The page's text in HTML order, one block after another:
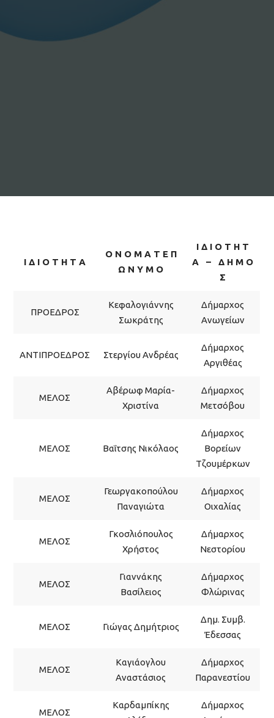
Ι Δ Ι Ο Τ Η Τ Α
Ο Ν Ο Μ Α Τ Ε Π
Ω Ν Υ Μ Ο
Ι Δ Ι Ο Τ Η Τ
Α – Δ Η Μ Ο
Σ
ΠΡΟΕΔΡΟΣ
Κεφαλογιάννης
Σωκράτης
Δήμαρχος
Ανωγείων
ΑΝΤΙΠΡΟΕΔΡΟΣ Στεργίου Ανδρέας
Δήμαρχος
Αργιθέας
ΜΕΛΟΣ
Αβέρωφ Μαρία-
Χριστίνα
Δήμαρχος
Μετσόβου
ΜΕΛΟΣ Βαΐτσης Νικόλαος
Δήμαρχος
Βορείων
Τζουμέρκων
ΜΕΛΟΣ
Γεωργακοπούλου
Παναγιώτα
Δήμαρχος
Οιχαλίας
ΜΕΛΟΣ
Γκοσλιόπουλος
Χρήστος
Δήμαρχος
Νεστορίου
ΜΕΛΟΣ
Γιαννάκης
Βασίλειος
Δήμαρχος
Φλώρινας
ΜΕΛΟΣ Γιώγας Δημήτριος
Δημ. Συμβ.
Έδεσσας
ΜΕΛΟΣ
Καγιάογλου
Αναστάσιος
Δήμαρχος
Παρανεστίου
ΜΕΛΟΣ
Καρδαμπίκης
Δήμαρχος